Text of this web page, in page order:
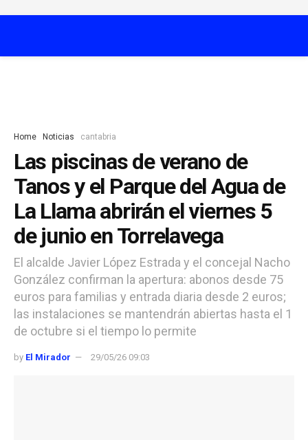
Home Noticias cantabria
Las piscinas de verano de
Tanos y el Parque del Agua de
La Llama abrirán el viernes 5
de junio en Torrelavega
El alcalde Javier López Estrada y el concejal Nacho
González confirman la apertura: abonos desde 75
euros para familias y entrada diaria desde 2 euros;
las instalaciones se mantendrán abiertas hasta el 1
de octubre si el tiempo lo permite
by El Mirador 29/05/26 09:03